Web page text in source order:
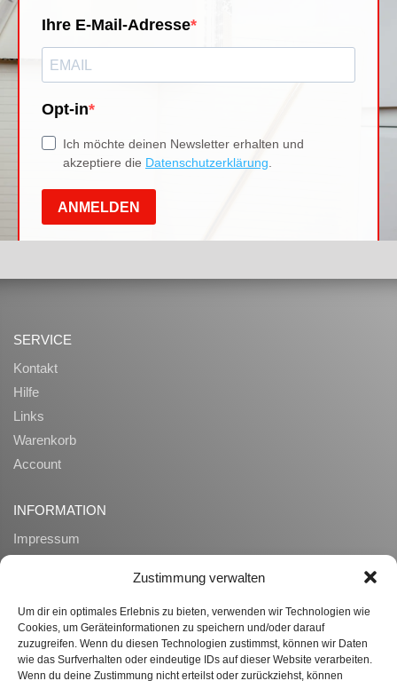
Zustimmung verwalten
Um dir ein optimales Erlebnis zu bieten, verwenden wir Technologien wie
Cookies, um Geräteinformationen zu speichern und/oder darauf
zuzugreifen. Wenn du diesen Technologien zustimmst, können wir Daten
wie das Surfverhalten oder eindeutige IDs auf dieser Website verarbeiten.
Wenn du deine Zustimmung nicht erteilst oder zurückziehst, können
SERVICE
Kontakt
Hilfe
Links
Warenkorb
Account
INFORMATION
Impressum
Zahlung und Lieferung
Widerrufsrecht
Ueber uns